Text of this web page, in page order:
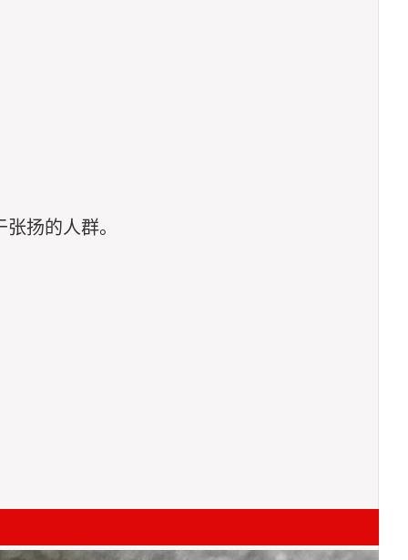
扬的人群。